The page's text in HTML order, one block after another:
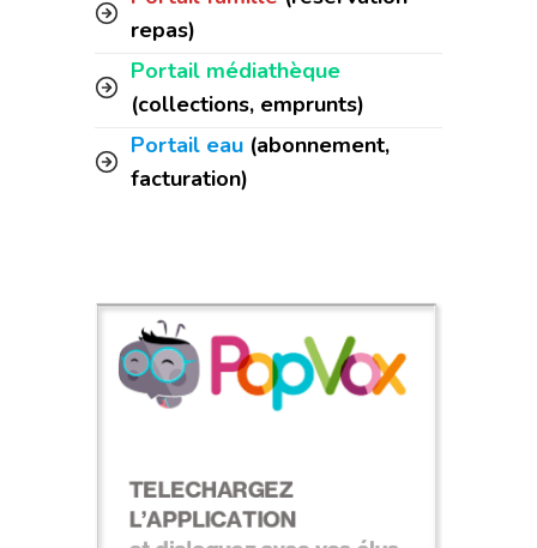
repas)
Portail médiathèque
(collections, emprunts)
Portail eau (abonnement,
facturation)